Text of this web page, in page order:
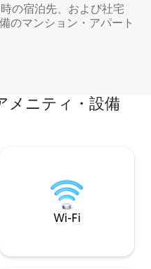
の宿泊先、および社宅
のマンション・アパート
メニティ・設備
Wi-Fi